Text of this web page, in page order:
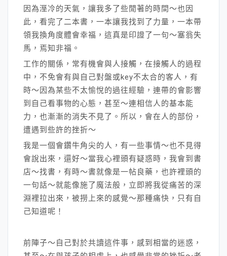
因為溼冷的天氣，讓我多了些閒著的時間～也因
此，看完了二本書，一本讓我找到了力量，一本帶
領我換角度體會幸福，這真是印證了一句～塞翁失
馬，焉知非福。
工作的關係，常有機會與人接觸，在接觸人的過程
中，不免會有與自己對盤或key不太合的客人，有
時～因為某些不太愉悅的過往經驗，連帶的會影響
到自己看事物的心態，甚至～連相信人的基本能
力，也漸漸的消失不見了。所以，會在人的部份，
遭遇到些許的挫折～
我是一個會鑽牛角尖的人，有一些事情～也不見得
會說出來，還好～當我心裡頭有疑惑時，我會到書
店～找書，有時～書就像是一帖良藥，也許裡頭的
一句話～就能像施了魔法般，立即將我從痛苦的深
淵裡拉出來，被撈上來的感覺～那種痛快，只有自
己知道呢！
前陣子～自己對於共讀這件事，感到相當的迷惑，